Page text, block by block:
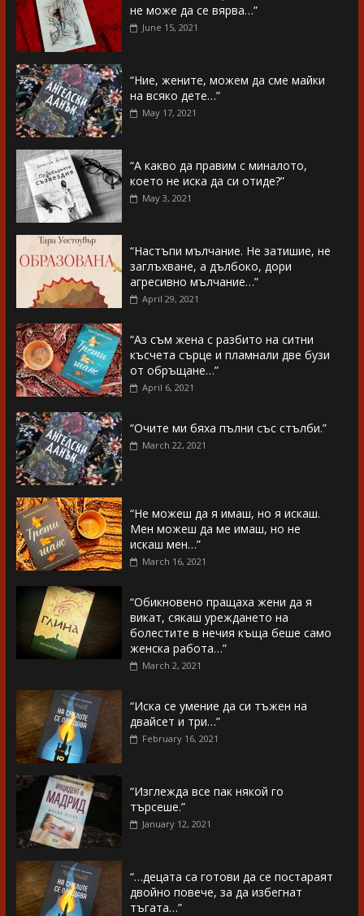
не може да се вярва…”
June 15, 2021
“Ние, жените, можем да сме майки
на всяко дете…”
May 17, 2021
“А какво да правим с миналото,
което не иска да си отиде?”
May 3, 2021
“Настъпи мълчание. Не затишие, не
заглъхване, а дълбоко, дори
агресивно мълчание…”
April 29, 2021
“Аз съм жена с разбито на ситни
късчета сърце и пламнали две бузи
от обръщане…”
April 6, 2021
“Очите ми бяха пълни със стълби.”
March 22, 2021
“Не можеш да я имаш, но я искаш.
Мен можеш да ме имаш, но не
искаш мен…”
March 16, 2021
“Обикновено пращаха жени да я
викат, сякаш уреждането на
болестите в нечия къща беше само
женска работа…”
March 2, 2021
“Иска се умение да си тъжен на
двайсет и три…”
February 16, 2021
“Изглежда все пак някой го
търсеше.”
January 12, 2021
“…децата са готови да се постараят
двойно повече, за да избегнат
тъгата…”